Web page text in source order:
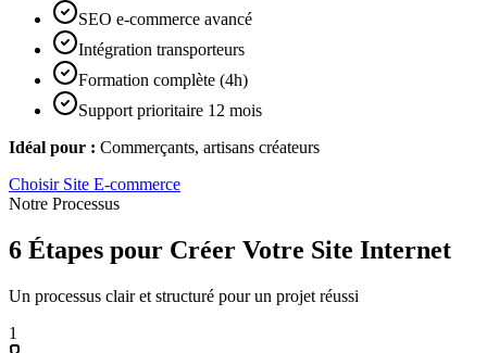
SEO e-commerce avancé
Intégration transporteurs
Formation complète (4h)
Support prioritaire 12 mois
Idéal pour : Commerçants, artisans créateurs
Choisir Site E-commerce
Notre Processus
6 Étapes pour Créer Votre Site Internet
Un processus clair et structuré pour un projet réussi
1